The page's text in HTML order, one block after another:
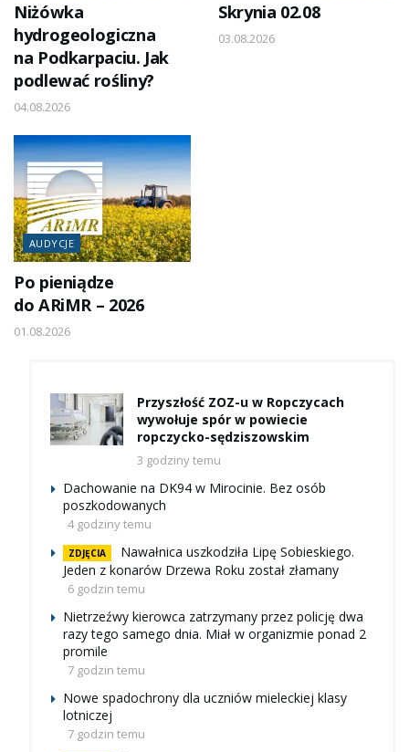
Niżówka
hydrogeologiczna
na Podkarpaciu. Jak
podlewać rośliny?
04.08.2026
Skrynia 02.08
03.08.2026
AUDYCJE
Po pieniądze
do ARiMR – 2026
01.08.2026
Przyszłość ZOZ-u w Ropczycach
wywołuje spór w powiecie
ropczycko-sędziszowskim
3 godziny temu
Dachowanie na DK94 w Mirocinie. Bez osób
poszkodowanych
4 godziny temu
ZDJĘCIA
Nawałnica uszkodziła Lipę Sobieskiego.
Jeden z konarów Drzewa Roku został złamany
6 godzin temu
Nietrzeźwy kierowca zatrzymany przez policję dwa
razy tego samego dnia. Miał w organizmie ponad 2
promile
7 godzin temu
Nowe spadochrony dla uczniów mieleckiej klasy
lotniczej
7 godzin temu